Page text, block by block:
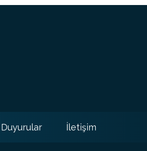
Duyurular İletişim